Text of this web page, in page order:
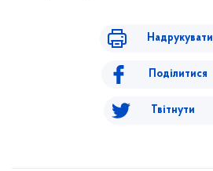
Надрукувати
Поділитися
Твітнути